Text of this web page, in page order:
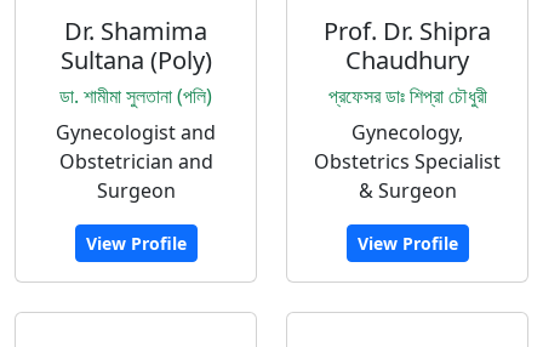
Dr. Shamima
Sultana (Poly)
ডা. শামীমা সুলতানা (পলি)
Gynecologist and
Obstetrician and
Surgeon
View Profile
Prof. Dr. Shipra
Chaudhury
প্রফেসর ডাঃ শিপ্রা চৌধুরী
Gynecology,
Obstetrics Specialist
& Surgeon
View Profile